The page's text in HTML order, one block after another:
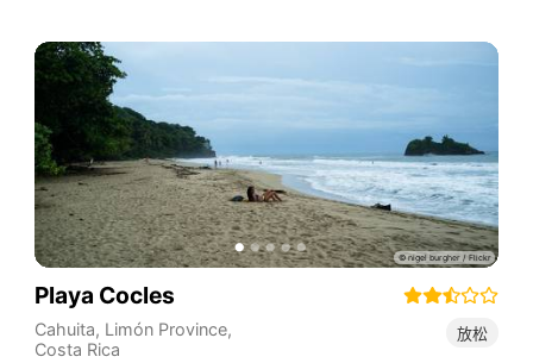
Playa Cocles
Cahuita, Limón Province,
Costa Rica
放松